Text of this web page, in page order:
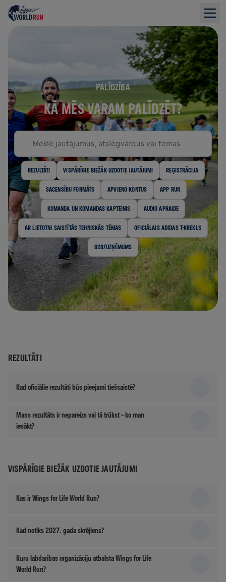
PALĪDZĪBA
KĀ MĒS VARAM PALĪDZĒT?
REZULTĀTI VISPĀRĪGIE BIEŽĀK UZDOTIE JAUTĀJUMI REĢISTRĀCIJA
SACENSĪBU FORMĀTS APVIENO KONTUS APP RUN
KOMANDA UN KOMANDAS KAPTEINIS AUDIO APRAIDE
AR LIETOTNI SAISTĪTĀS TEHNISKĀS TĒMAS OFICIĀLAIS ADIDAS T-KREKLS
B2B/UZŅĒMUMS
REZULTĀTI
Kad oficiālie rezultāti būs pieejami tiešsaistē?
Mans rezultāts ir nepareizs vai tā trūkst – ko man
iesākt?
VISPĀRĪGIE BIEŽĀK UZDOTIE JAUTĀJUMI
Kas ir Wings for Life World Run?
Kad notiks 2027. gada skrējiens?
Kuru labdarības organizāciju atbalsta Wings for Life
World Run?